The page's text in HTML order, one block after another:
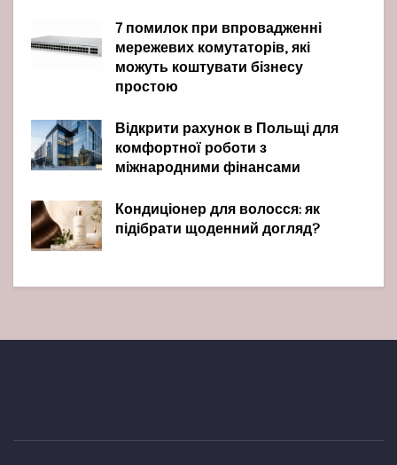
7 помилок при впровадженні
мережевих комутаторів, які
можуть коштувати бізнесу
простою
Відкрити рахунок в Польщі для
комфортної роботи з
міжнародними фінансами
Кондиціонер для волосся: як
підібрати щоденний догляд?